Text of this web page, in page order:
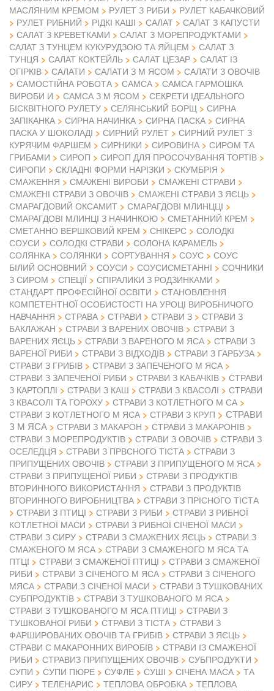
МАСЛЯНИМ КРЕМОМ
РУЛЕТ З РИБИ
РУЛЕТ КАБАЧКОВИЙ
РУЛЕТ РИБНИЙ
РІДКІ КАШІ САЛАТ
САЛАТ З КАПУСТИ
САЛАТ З КРЕВЕТКАМИ
САЛАТ З МОРЕПРОДУКТАМИ
САЛАТ З ТУНЦЕМ КУКУРУДЗОЮ ТА ЯЙЦЕМ
САЛАТ З
ТУНЦЯ
САЛАТ КОКТЕЙЛЬ САЛАТ ЦЕЗАР
САЛАТ ІЗ
ОГІРКІВ
САЛАТИ САЛАТИ З М ЯСОМ
САЛАТИ З ОВОЧІВ
САМОСТІЙНА РОБОТА
САМСА
САМСА ГАРМОШКА
ВИРОБИ И
САМСА З М ЯСОМ
СЕКРЕТИ ІДЕАЛЬНОГО
БІСКВІТНОГО РУЛЕТУ
СЕЛЯНСЬКИЙ БОРЩ
СИРНА
ЗАПІКАНКА
СИРНА НАЧИНКА СИРНА ПАСКА
СИРНА
ПАСКА У ШОКОЛАДІ
СИРНИЙ РУЛЕТ
СИРНИЙ РУЛЕТ З
КУРЯЧИМ ФАРШЕМ
СИРНИКИ СИРОВИНА
СИРОМ ТА
ГРИБАМИ
СИРОП
СИРОП ДЛЯ ПРОСОЧУВАННЯ ТОРТІВ
СИРОПИ
СКЛАДНІ ФОРМИ НАРІЗКИ
СКУМБРІЯ
СМАЖЕННЯ
СМАЖЕНІ ВИРОБИ
СМАЖЕНІ СТРАВИ
СМАЖЕНІ СТРАВИ З ОВОЧІВ
СМАЖЕНІ СТРАВИ З ЯЄЦЬ
СМАРАГДОВИЙ ОКСАМИТ
СМАРАГДОВІ МЛИНЦЦІ
СМАРАГДОВІ МЛИНЦІ З НАЧИНКОЮ
СМЕТАННИЙ КРЕМ
СМЕТАННО ВЕРШКОВИЙ КРЕМ
СНІКЕРС
СОЛОДКІ
СОУСИ
СОЛОДКІ СТРАВИ
СОЛОНА КАРАМЕЛЬ
СОЛЯНКА
СОЛЯНКИ СОРТУВАННЯ СОУС
СОУС
БІЛИЙ ОСНОВНИЙ
СОУСИ СОУСИСМЕТАННІ
СОЧНИКИ
З СИРОМ
СПЕЦІЇ
СПІРАЛИКИ З РОДЗИНКАМИ
СТАНДАРТ ПРОФЕСІЙНОЇ ОСВІТИ
СТАНОВЛЕННЯ
КОМПЕТЕНТНОЇ ОСОБИСТОСТІ НА УРОЦІ ВИРОБНИЧОГО
НАВЧАННЯ
СТРАВА СТРАВИ СТРАВИ З
СТРАВИ З
БАКЛАЖАН
СТРАВИ З ВАРЕНИХ ОВОЧІВ
СТРАВИ З
ВАРЕНИХ ЯЄЦЬ
СТРАВИ З ВАРЕНОГО М ЯСА
СТРАВИ З
ВАРЕНОЇ РИБИ
СТРАВИ З ВІДХОДІВ
СТРАВИ З ГАРБУЗА
СТРАВИ З ГРИБІВ
СТРАВИ З ЗАПЕЧЕНОГО М ЯСА
СТРАВИ З ЗАПЕЧЕНОЇ РИБИ
СТРАВИ З КАБАЧКІВ
СТРАВИ
З КАРТОПЛІ
СТРАВИ З КАШ СТРАВИ З КВАСОЛІ
СТРАВИ
З КВАСОЛІ ТА ГОРОХУ
СТРАВИ З КОТЛЕТНОГО М СА
СТРАВИ З КОТЛЕТНОГО М ЯСА
СТРАВИ З КРУП
СТРАВИ
З М ЯСА
СТРАВИ З МАКАРОН
СТРАВИ З МАКАРОНІВ
СТРАВИ З МОРЕПРОДУКТІВ
СТРАВИ З ОВОЧІВ
СТРАВИ З
ОСЕЛЕДЦЯ
СТРАВИ З ПРВСНОГО ТІСТА
СТРАВИ З
ПРИПУЩЕНИХ ОВОЧІВ
СТРАВИ З ПРИПУЩЕНОГО М ЯСА
СТРАВИ З ПРИПУЩЕНОЇ РИБИ
СТРАВИ З ПРОДУКТІВ
ВТОРИННОГО ВИКОРИСТАННЯ
СТРАВИ З ПРОДУКТІВ
ВТОРИННОГО ВИРОБНИЦТВА
СТРАВИ З ПРІСНОГО ТІСТА
СТРАВИ З ПТИЦІ
СТРАВИ З РИБИ
СТРАВИ З РИБНОЇ
КОТЛЕТНОЇ МАСИ
СТРАВИ З РИБНОЇ СІЧЕНОЇ МАСИ
СТРАВИ З СИРУ
СТРАВИ З СМАЖЕНИХ ЯЄЦЬ
СТРАВИ З
СМАЖЕНОГО М ЯСА
СТРАВИ З СМАЖЕНОГО М ЯСА ТА
ПТЦІ
СТРАВИ З СМАЖЕНОЇ ПТИЦІ
СТРАВИ З СМАЖЕНОЇ
РИБИ
СТРАВИ З СІЧЕНОГО М ЯСА
СТРАВИ З СІЧЕНОГО
МЯСА
СТРАВИ З СІЧЕНОЇ МАСИ
СТРАВИ З ТУШКОВАНИХ
СУБПРОДУКТІВ
СТРАВИ З ТУШКОВАНОГО М ЯСА
СТРАВИ З ТУШКОВАНОГО М ЯСА ПТИЦІ
СТРАВИ З
ТУШКОВАНОЇ РИБИ
СТРАВИ З ТІСТА
СТРАВИ З
ФАРШИРОВАНИХ ОВОЧІВ ТА ГРИБІВ
СТРАВИ З ЯЄЦЬ
СТРАВИ С МАКАРОННИХ ВИРОБІВ
СТРАВИ ІЗ СМАЖЕНОЇ
РИБИ
СТРАВИЗ ПРИПУЩЕНИХ ОВОЧІВ
СУБПРОДУКТИ
СУПИ
СУПИ ПЮРЕ СУФЛЕ СУШІ СІЧЕНА МАСА
ТА
СИРУ
ТЕЛЕНАРИС ТЕПЛОВА ОБРОБКА
ТЕПЛОВА